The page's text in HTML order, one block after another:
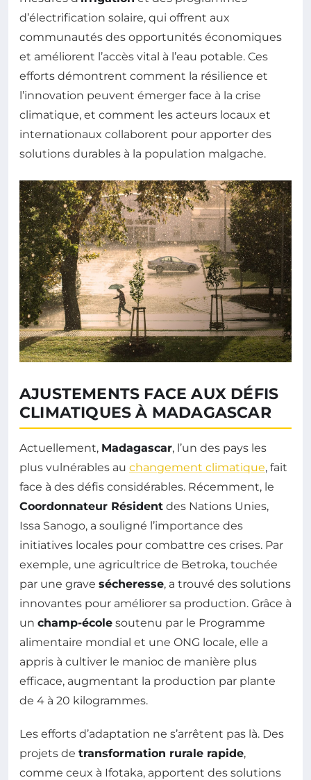
d’électrification solaire, qui offrent aux
communautés des opportunités économiques
et améliorent l’accès vital à l’eau potable. Ces
efforts démontrent comment la résilience et
l’innovation peuvent émerger face à la crise
climatique, et comment les acteurs locaux et
internationaux collaborent pour apporter des
solutions durables à la population malgache.
AJUSTEMENTS FACE AUX DÉFIS
CLIMATIQUES À MADAGASCAR
Actuellement, Madagascar, l’un des pays les
plus vulnérables au changement climatique, fait
face à des défis considérables. Récemment, le
Coordonnateur Résident des Nations Unies,
Issa Sanogo, a souligné l’importance des
initiatives locales pour combattre ces crises. Par
exemple, une agricultrice de Betroka, touchée
par une grave sécheresse, a trouvé des solutions
innovantes pour améliorer sa production. Grâce à
un champ-école soutenu par le Programme
alimentaire mondial et une ONG locale, elle a
appris à cultiver le manioc de manière plus
efficace, augmentant la production par plante
de 4 à 20 kilogrammes.
Les efforts d’adaptation ne s’arrêtent pas là. Des
projets de transformation rurale rapide,
comme ceux à Ifotaka, apportent des solutions